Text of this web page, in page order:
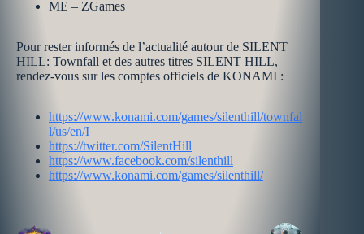
ME – ZGames
Pour rester informés de l’actualité autour de SILENT
HILL: Townfall et des autres titres SILENT HILL,
rendez-vous sur les comptes officiels de KONAMI :
https://www.konami.com/games/silenthill/townfal
l/u​s/en/​I
https://twitter.com/SilentHill
https://www.facebook.com/silenthill
https://www.konami.com/games/silenthill/